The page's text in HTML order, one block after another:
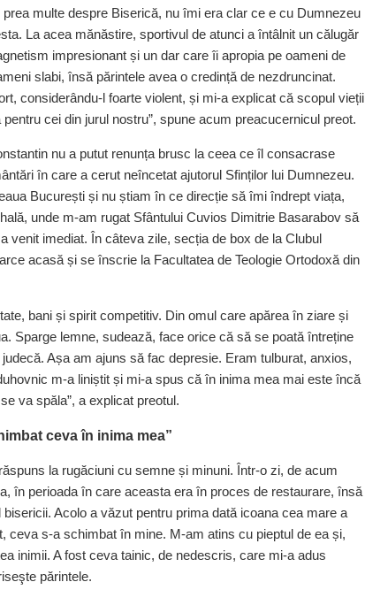
multe despre Biserică, nu îmi era clar ce e cu Dumnezeu
La acea mănăstire, sportivul de atunci a întâlnit un călugăr
impresionant și un dar care îi apropia pe oameni de
slabi, însă părintele avea o credință de nezdruncinat.
considerându-l foarte violent, și mi-a explicat că scopul vieții
cei din jurul nostru”, spune acum preacucernicul preot.
nu a putut renunța brusc la ceea ce îl consacrase
în care a cerut neîncetat ajutorul Sfinților lui Dumnezeu.
București și nu știam în ce direcție să îmi îndrept viața,
unde m-am rugat Sfântului Cuvios Dimitrie Basarabov să
venit imediat. În câteva zile, secția de box de la Clubul
acasă și se înscrie la Facultatea de Teologie Ortodoxă din
bani și spirit competitiv. Din omul care apărea în ziare și
Sparge lemne, sudează, face orice că să se poată întreține
Așa am ajuns să fac depresie. Eram tulburat, anxios,
m-a liniștit și mi-a spus că în inima mea mai este încă
va spăla”, a explicat preotul.
ceva în inima mea”
la rugăciuni cu semne și minuni. Într-o zi, de acum
în perioada în care aceasta era în proces de restaurare, însă
Acolo a văzut pentru prima dată icoana cea mare a
ceva s-a schimbat în mine. M-am atins cu pieptul de ea și,
inimii. A fost ceva tainic, de nedescris, care mi-a adus
părintele.